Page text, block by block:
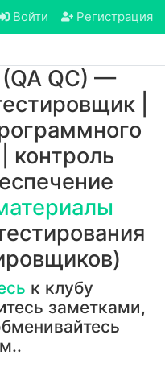
Войти Регистрация
QC) —
|
контроль
к клубу
заметками,